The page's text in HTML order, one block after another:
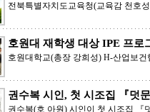
전북특별자치도교육청(교육감 천호
호원대 재학생 대상 IPE 프로
호원대학교(총장 강희성) H-산업보
권수복 시인, 첫 시조집 『덧
권수복(호 아원) 시인이 첫 시조집 『